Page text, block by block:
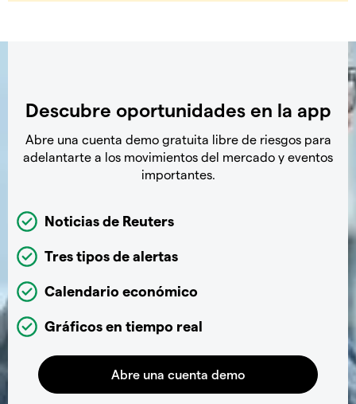
Descubre oportunidades en la app
Abre una cuenta demo gratuita libre de riesgos para
adelantarte a los movimientos del mercado y eventos
importantes.
Noticias de Reuters
Tres tipos de alertas
Calendario económico
Gráficos en tiempo real